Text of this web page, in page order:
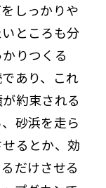
しっかりや
ところも分
りつくる
あり、これ
約束される
砂浜を走ら
るとか、効
だけさせる